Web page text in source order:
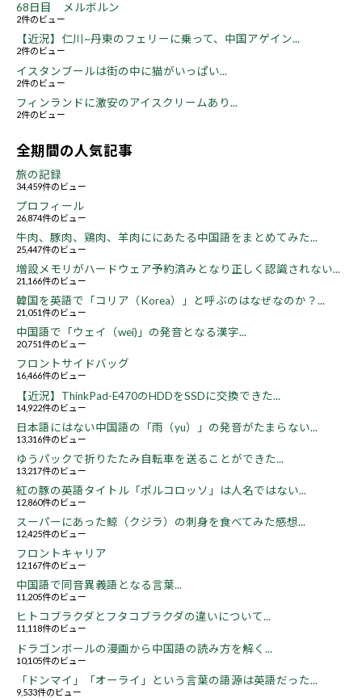
68日目 メルボルン
2件のビュー
【近況】仁川~丹東のフェリーに乗って、中国アゲイン...
2件のビュー
イスタンブールは街の中に猫がいっぱい...
2件のビュー
フィンランドに激安のアイスクリームあり...
2件のビュー
全期間の人気記事
旅の記録
34,459件のビュー
プロフィール
26,874件のビュー
牛肉、豚肉、鶏肉、羊肉ににあたる中国語をまとめてみた...
25,447件のビュー
増設メモリがハードウェア予約済みとなり正しく認識されない...
21,166件のビュー
韓国を英語で「コリア（Korea）」と呼ぶのはなぜなのか？...
21,051件のビュー
中国語で「ウェイ（wei)」の発音となる漢字...
20,751件のビュー
フロントサイドバッグ
16,466件のビュー
【近況】ThinkPad-E470のHDDをSSDに交換できた...
14,922件のビュー
日本語にはない中国語の「雨（yu）」の発音がたまらない...
13,316件のビュー
ゆうパックで折りたたみ自転車を送ることができた...
13,217件のビュー
紅の豚の英語タイトル「ポルコロッソ」は人名ではない...
12,860件のビュー
スーパーにあった鯨（クジラ）の刺身を食べてみた感想...
12,425件のビュー
フロントキャリア
12,167件のビュー
中国語で同音異義語となる言葉...
11,205件のビュー
ヒトコブラクダとフタコブラクダの違いについて...
11,118件のビュー
ドラゴンボールの漫画から中国語の読み方を解く...
10,105件のビュー
「ドンマイ」「オーライ」という言葉の語源は英語だった...
9,533件のビュー